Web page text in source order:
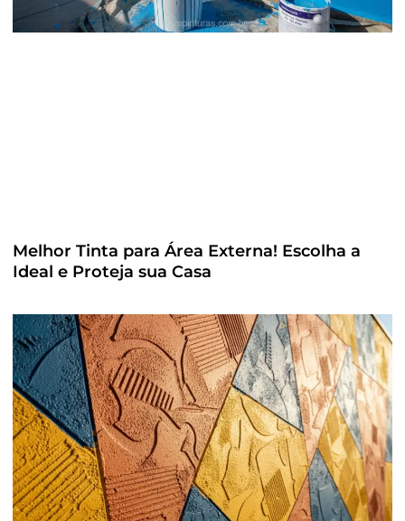
Melhor Tinta para Área Externa! Escolha a
Ideal e Proteja sua Casa